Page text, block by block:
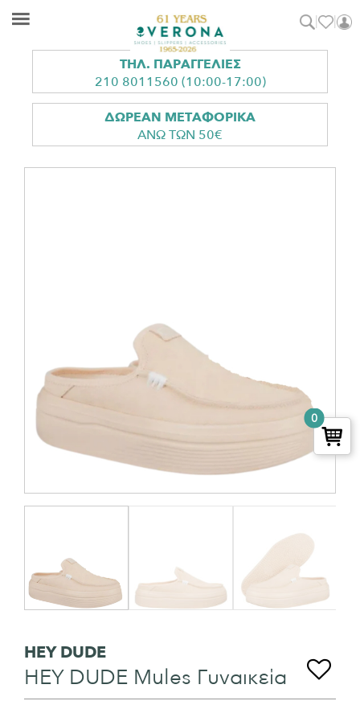
Skip
Skip
Verona
Shoes
Shoes
|
Slippers
|
Accessories
Αρχική σελίδα Σαμπό/ HEY DUDE Mules Γυναικεία
ΤΗΛ. ΠΑΡΑΓΓΕΛΙΕΣ
210 8011560 (10:00-17:00)
ΔΩΡΕΑΝ ΜΕΤΑΦΟΡΙΚΑ
ΑΝΩ ΤΩΝ 50€
HEY DUDE
HEY DUDE Mules Γυναικεία
0